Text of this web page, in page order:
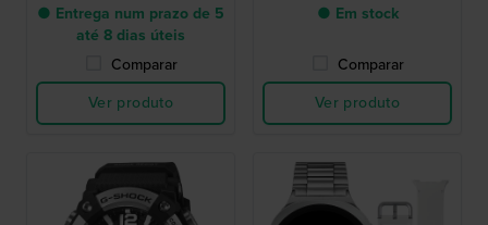
● Entrega num prazo de 5
até 8 dias úteis
Comparar
Ver produto
● Em stock
Comparar
Ver produto